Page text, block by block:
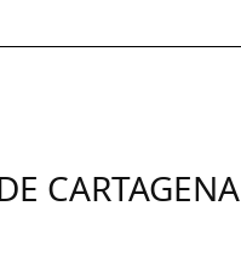
CARTAGENA